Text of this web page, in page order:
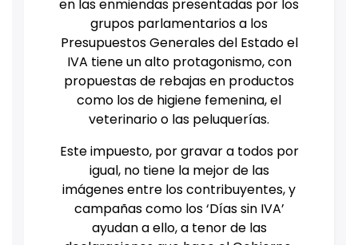
en las enmiendas presentadas por los
grupos parlamentarios a los
Presupuestos Generales del Estado el
IVA tiene un alto protagonismo, con
propuestas de rebajas en productos
como los de higiene femenina, el
veterinario o las peluquerías.
Este impuesto, por gravar a todos por
igual, no tiene la mejor de las
imágenes entre los contribuyentes, y
campañas como los ‘Días sin IVA’
ayudan a ello, a tenor de las